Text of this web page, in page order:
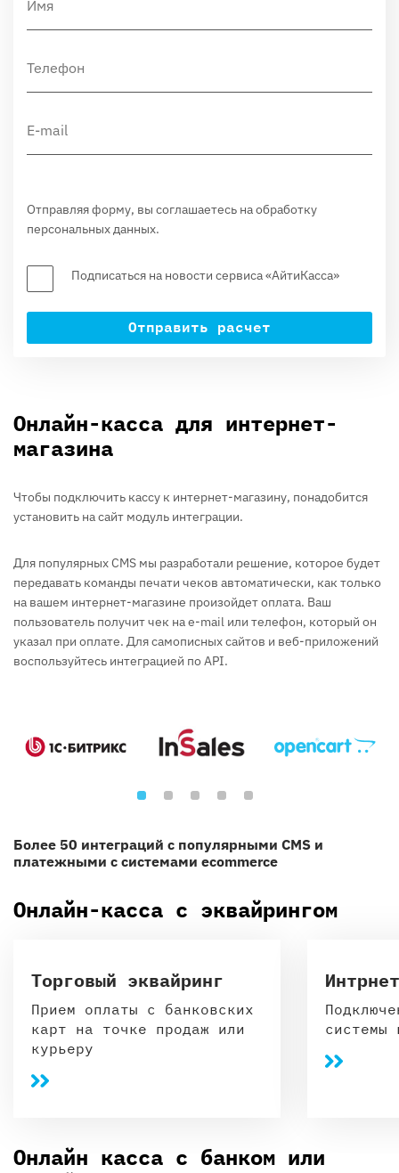
Отправляя форму, вы соглашаетесь на обработку
персональных данных.
Подписаться на новости сервиса «АйтиКасса»
Отправить расчет
Онлайн-касса для интернет-
магазина
Чтобы подключить кассу к интернет-магазину, понадобится
установить на сайт модуль интеграции.
Для популярных CMS мы разработали решение, которое будет
передавать команды печати чеков автоматически, как только
на вашем интернет-магазине произойдет оплата. Ваш
пользователь получит чек на e-mail или телефон, который он
указал при оплате. Для самописных сайтов и веб-приложений
воспользуйтесь интеграцией по API.
Более 50 интеграций с популярными CMS и
платежными с системами ecommerce
Онлайн-касса с эквайрингом
Торговый эквайринг
Прием оплаты с банковских
карт на точке продаж или
курьеру
системы
Онлайн касса с банком или